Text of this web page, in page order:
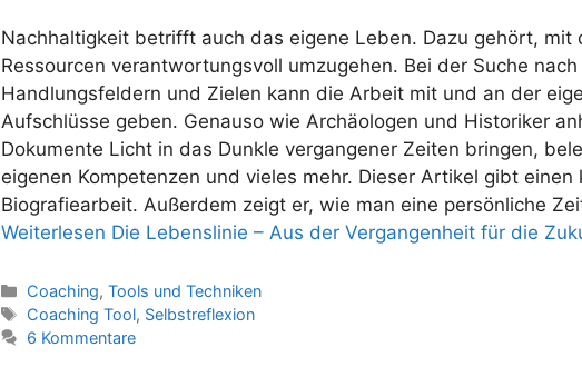
Nachhaltigkeit betrifft auch das eigene Leben. Dazu gehört, mit
Ressourcen verantwortungsvoll umzugehen. Bei der Suche
Handlungsfeldern und Zielen kann die Arbeit mit und an der
Aufschlüsse geben. Genauso wie Archäologen und Historiker
Dokumente Licht in das Dunkle vergangener Zeiten bringen,
eigenen Kompetenzen und vieles mehr. Dieser Artikel gibt
Biografiearbeit. Außerdem zeigt er, wie man eine persönliche
Weiterlesen Die Lebenslinie – Aus der Vergangenheit für die
Kategorien
Coaching,Tools und Techniken
Schlagwörter
Coaching Tool, Selbstreflexion
6 Kommentare